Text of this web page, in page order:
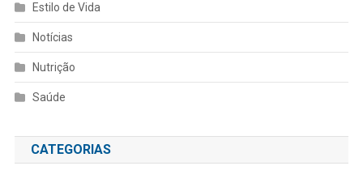
Estilo de Vida
Notícias
Nutrição
Saúde
CATEGORIAS